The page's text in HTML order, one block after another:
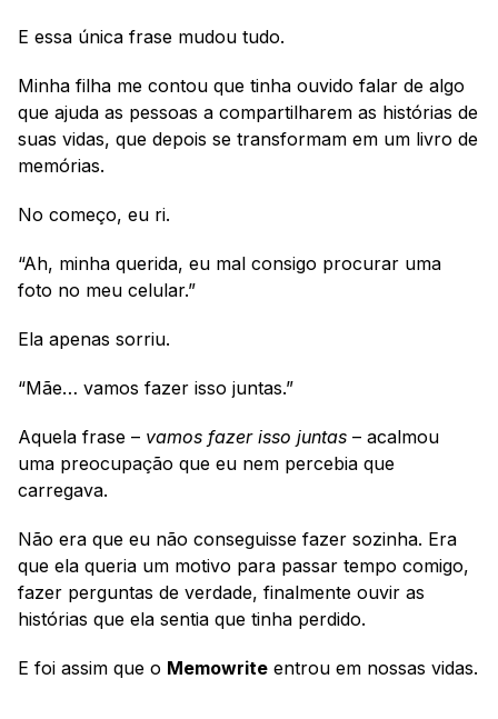
E essa única frase mudou tudo.
Minha filha me contou que tinha ouvido falar de algo
que ajuda as pessoas a compartilharem as histórias de
suas vidas, que depois se transformam em um livro de
memórias.
No começo, eu ri.
“Ah, minha querida, eu mal consigo procurar uma
foto no meu celular.”
Ela apenas sorriu.
“Mãe… vamos fazer isso juntas.”
Aquela frase – vamos fazer isso juntas – acalmou
uma preocupação que eu nem percebia que
carregava.
Não era que eu não conseguisse fazer sozinha. Era
que ela queria um motivo para passar tempo comigo,
fazer perguntas de verdade, finalmente ouvir as
histórias que ela sentia que tinha perdido.
E foi assim que o Memowrite entrou em nossas vidas.